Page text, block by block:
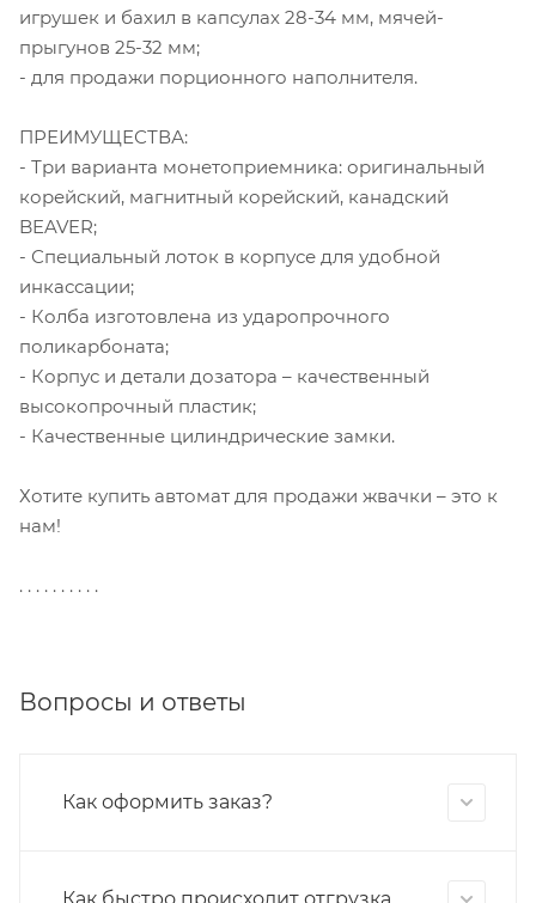
игрушек и бахил в капсулах 28-34 мм, мячей-
прыгунов 25-32 мм;
- для продажи порционного наполнителя.
ПРЕИМУЩЕСТВА:
- Три варианта монетоприемника: оригинальный
корейский, магнитный корейский, канадский
BEAVER;
- Специальный лоток в корпусе для удобной
инкассации;
- Колба изготовлена из ударопрочного
поликарбоната;
- Корпус и детали дозатора – качественный
высокопрочный пластик;
- Качественные цилиндрические замки.
Хотите купить автомат для продажи жвачки – это к
нам!
. . . . . . . . . .
Вопросы и ответы
Как оформить заказ?
Как быстро происходит отгрузка